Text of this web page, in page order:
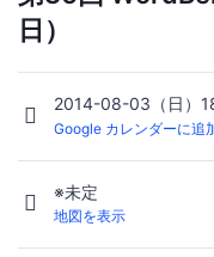
日）
2014-08-03（日）
Google カレンダーに追
※未定
地図を表示